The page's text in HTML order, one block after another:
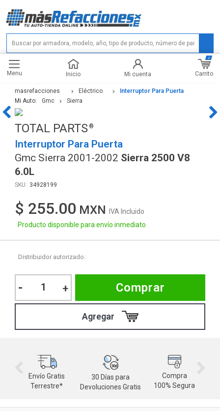
Menu Inicio Mi cuenta Carrito
0
masrefacciones Eléctrico
Interruptor Para Puerta
Mi Auto:
Gmc Sierra
TOTAL PARTS
Interruptor Para Puerta
Gmc Sierra 2001-2002 Sierra 2500 V8
6.0L
34928199
$ 255.00
IVA Incluido
Producto disponible para envío inmediato
Distribuidor autorizado:
- + Comprar
Envío Gratis
Terrestre*
30 Días para
Devoluciones Gratis
Compra
100% Segura